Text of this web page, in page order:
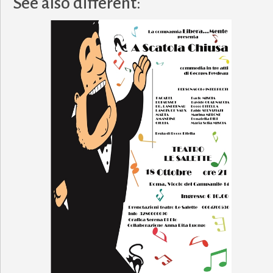
Description
di: AUTORI VARI REGIA: ANGELO TUTI AIUTO REGIA: MONICA
sono molto più pericolose… Ecco la morale di questo spettacolo in
appunto, si troverà ingarbugliato in una matassa di bugie che lo
assurde invece di diminuire si moltiplicheranno. Inoltre l’arrivo
e folle compagnia di affiatati attori, vi regalerà un ora e mezza di
RINA USAI GAIA VALERIA SPERATI ALBERTO SCATTONE
See also different: